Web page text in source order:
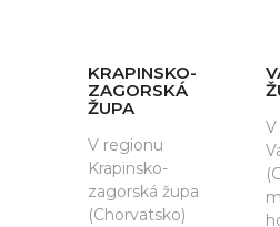
KRAPINSKO-
ZAGORSKÁ
ŽUPA
V regionu
Krapinsko-
zagorská župa
(Chorvatsko)